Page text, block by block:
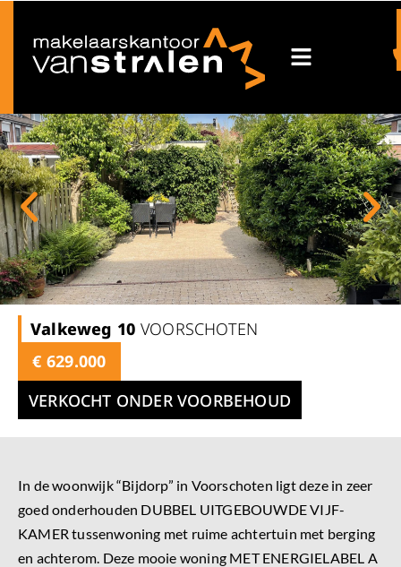
Valkeweg 10 VOORSCHOTEN
€ 629.000
VERKOCHT ONDER VOORBEHOUD
In de woonwijk “Bijdorp” in Voorschoten ligt deze in zeer
goed onderhouden DUBBEL UITGEBOUWDE VIJF-
KAMER tussenwoning met ruime achtertuin met berging
en achterom. Deze mooie woning MET ENERGIELABEL A